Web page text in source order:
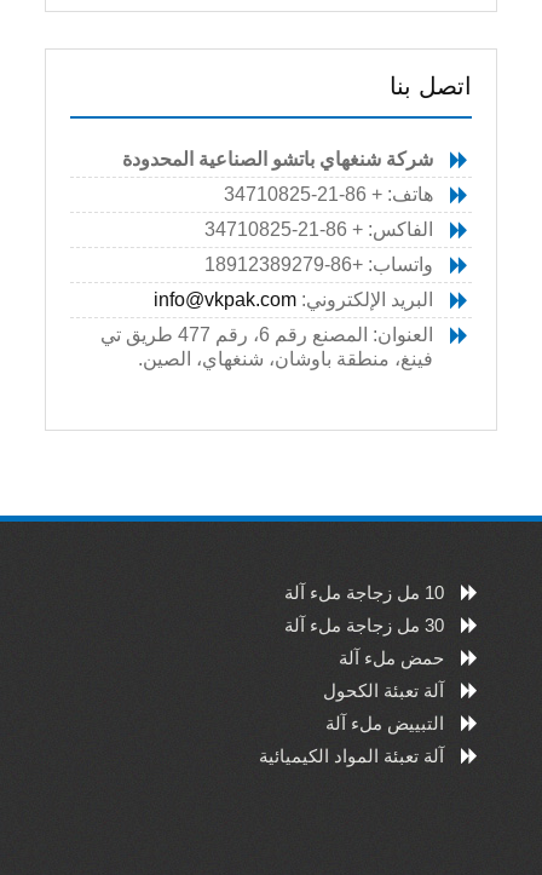
اتصل بنا
شركة شنغهاي باتشو الصناعية المحدودة
هاتف: + 86-21-34710825
الفاكس: + 86-21-34710825
واتساب: +86-18912389279
البريد الإلكتروني:info@vkpak.com
العنوان: المصنع رقم 6، رقم 477 طريق تي
فينغ، منطقة باوشان، شنغهاي، الصين.
10 مل زجاجة ملء آلة
30 مل زجاجة ملء آلة
حمض ملء آلة
آلة تعبئة الكحول
التبييض ملء آلة
آلة تعبئة المواد الكيميائية